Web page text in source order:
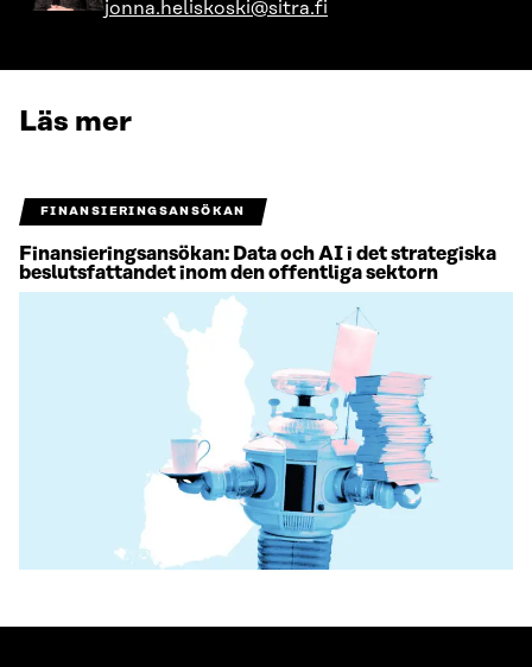
jonna.heliskoski@sitra.fi
Läs mer
FINANSIERINGSANSÖKAN
Finansieringsansökan: Data och AI i det strategiska
beslutsfattandet inom den offentliga sektorn